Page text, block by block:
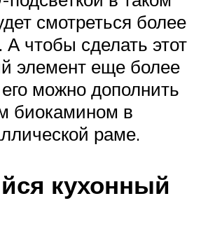
смотреться более
чтобы сделать этот
элемент еще более
можно дополнить
биокамином в
раме.
кухонный